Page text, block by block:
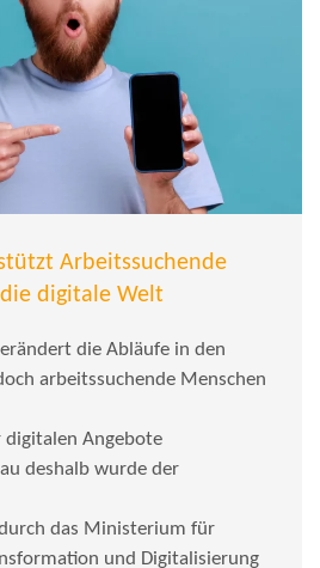
Arbeitssuchende
digitale Welt
die Abläufe in den
arbeitssuchende Menschen
digitalen Angebote
deshalb wurde der
das Ministerium für
und Digitalisierung